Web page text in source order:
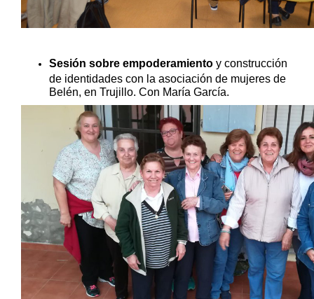
Sesión sobre empoderamiento y construcción
de identidades con la asociación de mujeres de
Belén, en Trujillo. Con María García.